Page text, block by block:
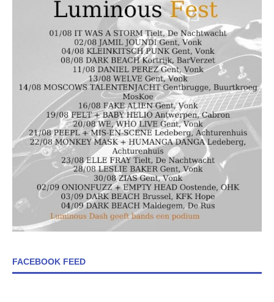
FACEBOOK FEED